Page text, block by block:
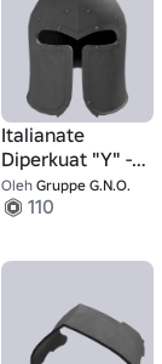
Italianate
Diperkuat "Y" -
Barbute
Oleh Gruppe G.N.O.
110